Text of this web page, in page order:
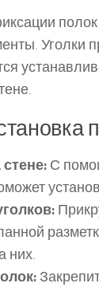
полок
Уголки
С
них.